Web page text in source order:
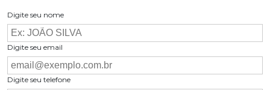
Digite seu nome
Digite seu email
Digite seu telefone